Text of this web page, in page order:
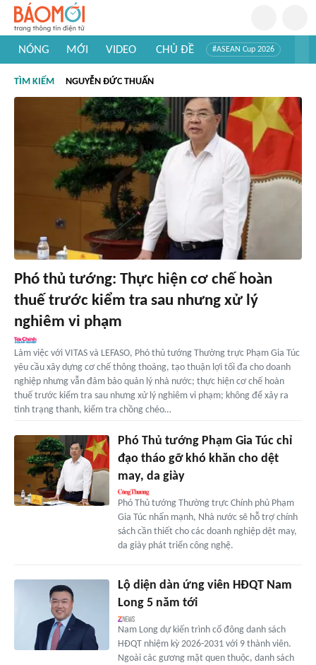
NÓNG MỚI VIDEO CHỦ ĐỀ #ASEAN Cup 2026
#Khám phá thế giới
TÌM KIẾM NGUYỄN ĐỨC THUẤN
Phó thủ tướng: Thực hiện cơ chế hoàn
thuế trước kiểm tra sau nhưng xử lý
nghiêm vi phạm
Làm việc với VITAS và LEFASO, Phó thủ tướng Thường trực Phạm Gia Túc
yêu cầu xây dựng cơ chế thông thoáng, tạo thuận lợi tối đa cho doanh
nghiệp nhưng vẫn đảm bảo quản lý nhà nước; thực hiện cơ chế hoàn
thuế trước kiểm tra sau nhưng xử lý nghiêm vi phạm; không để xảy ra
tình trạng thanh, kiểm tra chồng chéo…
Phó Thủ tướng Phạm Gia Túc chỉ
đạo tháo gỡ khó khăn cho dệt
may, da giày
Phó Thủ tướng Thường trực Chính phủ Phạm
Gia Túc nhấn mạnh, Nhà nước sẽ hỗ trợ chính
sách cần thiết cho các doanh nghiệp dệt may,
da giày phát triển công nghệ.
Lộ diện dàn ứng viên HĐQT Nam
Long 5 năm tới
Nam Long dự kiến trình cổ đông danh sách
HĐQT nhiệm kỳ 2026-2031 với 9 thành viên.
Ngoài các gương mặt quen thuộc, danh sách